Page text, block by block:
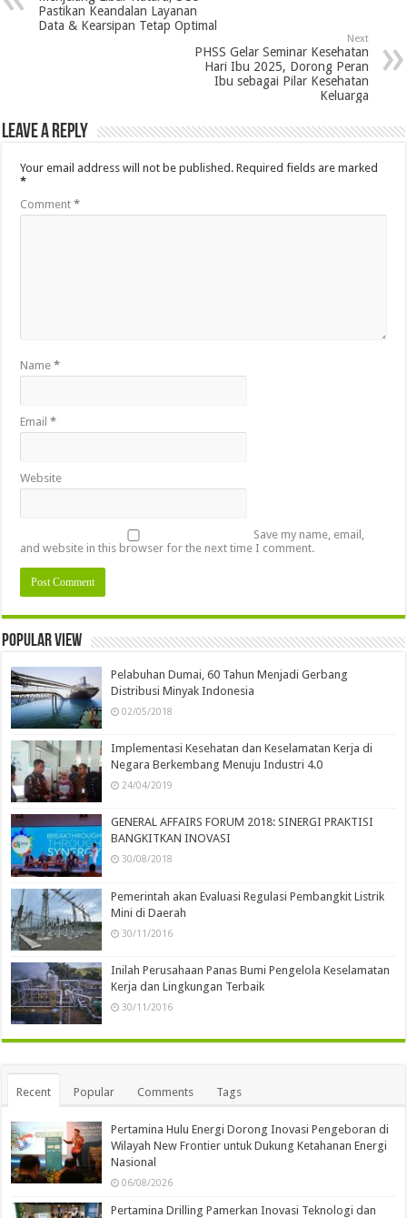
Pastikan Keandalan Layanan
Data & Kearsipan Tetap Optimal
Next
PHSS Gelar Seminar Kesehatan
Hari Ibu 2025, Dorong Peran
Ibu sebagai Pilar Kesehatan
Keluarga
Leave a Reply
Your email address will not be published. Required fields are marked
*
Comment*
Name*
Email*
Website
Save my name, email,
and website in this browser for the next time I comment.
Popular view
Pelabuhan Dumai, 60 Tahun Menjadi Gerbang
Distribusi Minyak Indonesia
02/05/2018
Implementasi Kesehatan dan Keselamatan Kerja di
Negara Berkembang Menuju Industri 4.0
24/04/2019
GENERAL AFFAIRS FORUM 2018: SINERGI PRAKTISI
BANGKITKAN INOVASI
30/08/2018
Pemerintah akan Evaluasi Regulasi Pembangkit Listrik
Mini di Daerah
30/11/2016
Inilah Perusahaan Panas Bumi Pengelola Keselamatan
Kerja dan Lingkungan Terbaik
30/11/2016
Recent Popular Comments Tags
Pertamina Hulu Energi Dorong Inovasi Pengeboran di
Wilayah New Frontier untuk Dukung Ketahanan Energi
Nasional
06/08/2026
Pertamina Drilling Pamerkan Inovasi Teknologi dan